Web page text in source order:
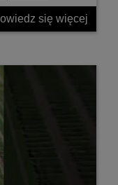
się więcej